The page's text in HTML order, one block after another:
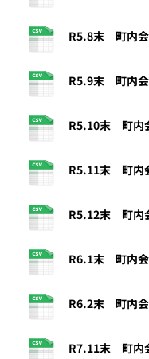
R5.8末 町内会
R5.9末 町内会
R5.10末 町内
R5.11末 町内
R5.12末 町内
R6.1末 町内会
R6.2末 町内会
R7.11末 町内